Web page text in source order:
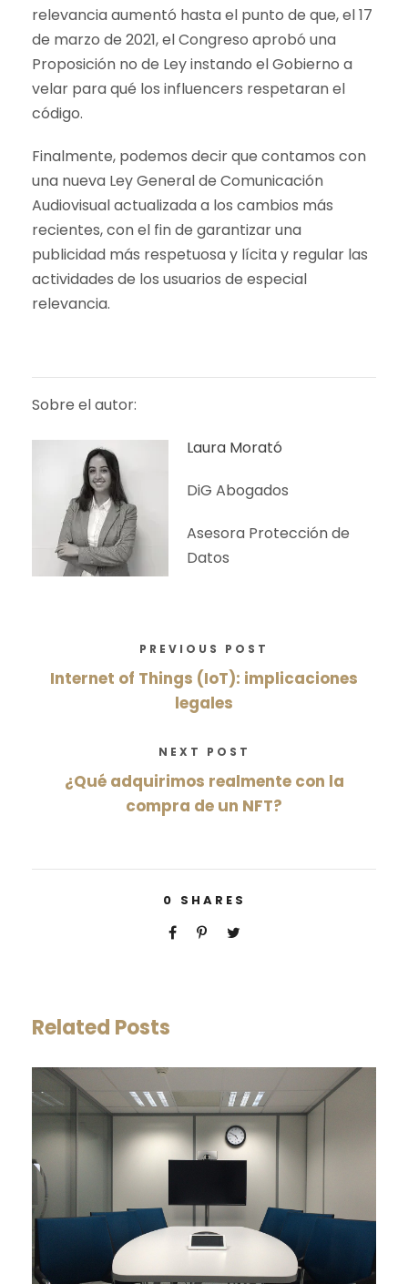
relevancia aumentó hasta el punto de que, el 17
de marzo de 2021, el Congreso aprobó una
Proposición no de Ley instando el Gobierno a
velar para qué los influencers respetaran el
código.
Finalmente, podemos decir que contamos con
una nueva Ley General de Comunicación
Audiovisual actualizada a los cambios más
recientes, con el fin de garantizar una
publicidad más respetuosa y lícita y regular las
actividades de los usuarios de especial
relevancia.
Sobre el autor:
Laura Morató
DiG Abogados
Asesora Protección de
Datos
PREVIOUS POST
Internet of Things (IoT): implicaciones
legales
NEXT POST
¿Qué adquirimos realmente con la
compra de un NFT?
0 SHARES
Related Posts